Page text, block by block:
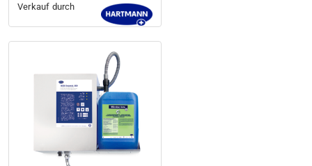
Verkauf durch